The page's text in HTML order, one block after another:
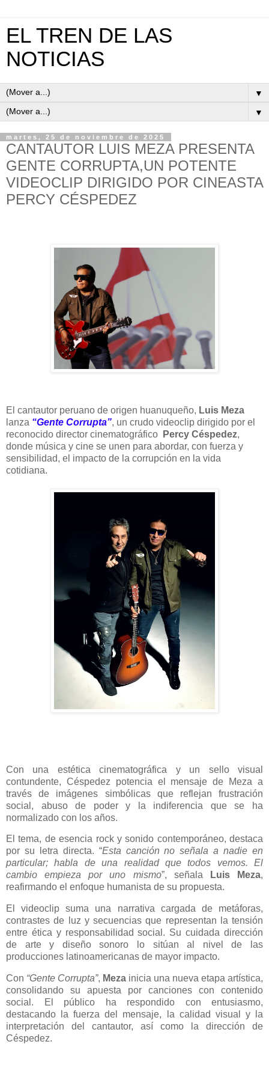
EL TREN DE LAS
NOTICIAS
▼
▼
martes, 25 de noviembre de 2025
CANTAUTOR LUIS MEZA PRESENTA
GENTE CORRUPTA,UN POTENTE
VIDEOCLIP DIRIGIDO POR CINEASTA
PERCY CÉSPEDEZ
El cantautor peruano de origen huanuqueño, Luis Meza
lanza “Gente Corrupta”, un crudo videoclip dirigido por el
reconocido director cinematográfico
Percy Céspedez,
donde música y cine se unen para abordar, con fuerza y
sensibilidad, el impacto de la corrupción en la vida
cotidiana.
Con una estética cinematográfica y un sello visual
contundente, Céspedez potencia el mensaje de Meza a
través de imágenes simbólicas que reflejan frustración
social, abuso de poder y la indiferencia que se ha
normalizado con los años.
El tema, de esencia rock y sonido contemporáneo, destaca
por su letra directa. “Esta canción no señala a nadie en
particular; habla de una realidad que todos vemos. El
cambio empieza por uno mismo”, señala Luis Meza,
reafirmando el enfoque humanista de su propuesta.
El videoclip suma una narrativa cargada de metáforas,
contrastes de luz y secuencias que representan la tensión
entre ética y responsabilidad social. Su cuidada dirección
de arte y diseño sonoro lo sitúan al nivel de las
producciones latinoamericanas de mayor impacto.
Con “Gente Corrupta”, Meza inicia una nueva etapa artística,
consolidando su apuesta por canciones con contenido
social. El público ha respondido con entusiasmo,
destacando la fuerza del mensaje, la calidad visual y la
interpretación del cantautor, así como la dirección de
Céspedez.